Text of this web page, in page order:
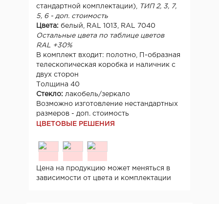
стандартной комплектации),
ТИП 2, 3, 7,
5, 6 - доп. стоимость
Цвета: белый, RAL 1013, RAL 7040
Остальные цвета по таблице цветов
RAL +30%
В комплект входит: полотно, П-образная
телескопическая коробка и наличник с
двух сторон
Толщина 40
Стекло: лакобель/зеркало
Возможно изготовление нестандартных
размеров - доп. стоимость
ЦВЕТОВЫЕ РЕШЕНИЯ
Цена на продукцию может меняться в
зависимости от цвета и комплектации